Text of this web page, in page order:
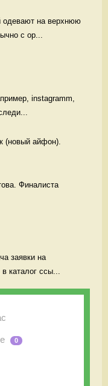
одевают на верхнюю
с ор...
instagramm,
(новый айфон).
Финалиста
заявки на
каталог ссы...
0